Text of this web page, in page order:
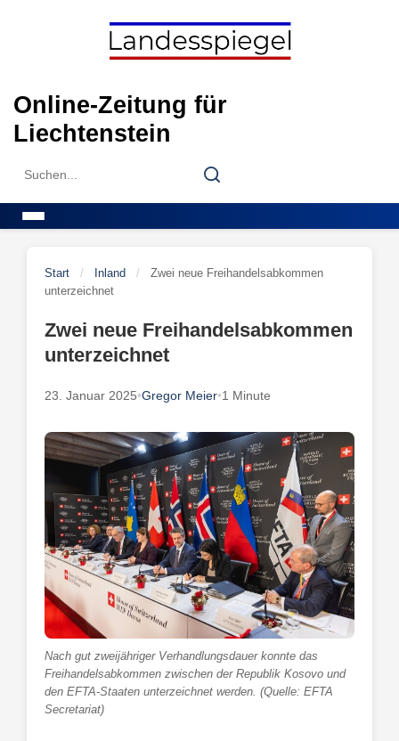
Online-Zeitung für
Liechtenstein
Search
Search
Start / Inland /
Zwei neue Freihandelsabkommen
unterzeichnet
Zwei neue Freihandelsabkommen
unterzeichnet
23. Januar 2025•Gregor Meier•1 Minute
Nach gut zweijähriger Verhandlungsdauer konnte das
Freihandelsabkommen zwischen der Republik Kosovo und
den EFTA-Staaten unterzeichnet werden. (Quelle: EFTA
Secretariat)